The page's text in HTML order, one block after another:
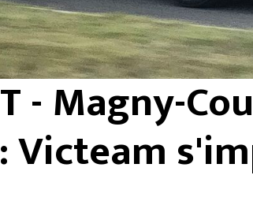
- Magny-
Victeam